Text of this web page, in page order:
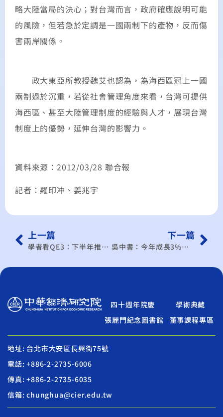
略大陸當局的決心；對台灣而言，政府確應說明可能
的風險，但若急於定調是一國兩制下的產物，反而傷
害兩岸關係。
政大東亞所教授魏艾也認為，為海西區冠上一國
兩制過於沉重，若從社會管理角度來看，台灣可提供
海西區、甚至大陸管理制度的經驗與人才，展現台灣
制度上的優勢，延伸台灣的影響力。
資料來源：2012/03/28 聯合報
記者：羅印冲、姜兆宇
上一篇
學者看QE3：下半年推動機率大
下一篇
吳中書：今年成長3%以上
四十週年院慶
學術典藏
張麗門紀念圖書館
董事課程專區
地址: 台北市大安區長興街75號
電話: +886-2-2735-6006
傳真: +886-2-2735-6035
信箱: chunghua@cier.edu.tw